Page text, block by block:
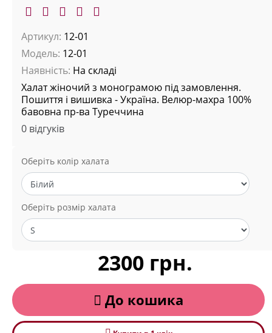
Артикул: 12-01
Модель: 12-01
Наявність: На складі
Халат жіночий з монограмою під замовлення.
Пошиття і вишивка - Україна. Велюр-махра 100%
бавовна пр-ва Туреччина
0 відгуків
Оберіть колір халата
Оберіть розмір халата
2300 грн.
До кошика